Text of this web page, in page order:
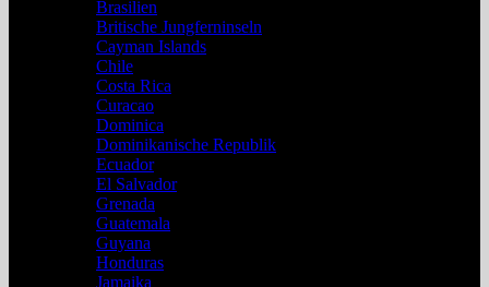
Brasilien
Britische Jungferninseln
Cayman Islands
Chile
Costa Rica
Curacao
Dominica
Dominikanische Republik
Ecuador
El Salvador
Grenada
Guatemala
Guyana
Honduras
Jamaika